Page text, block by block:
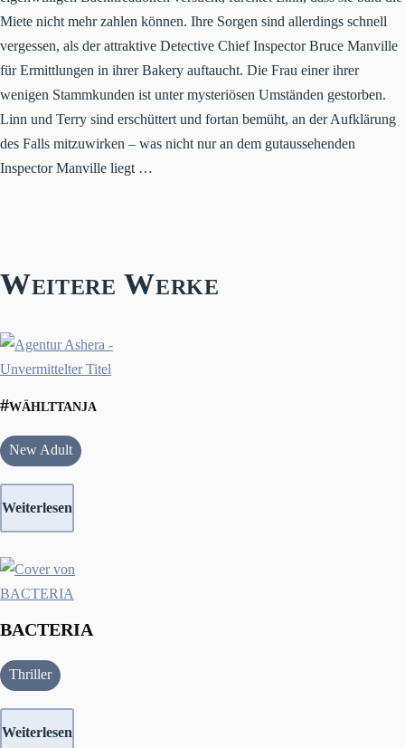
Miete nicht mehr zahlen können. Ihre Sorgen sind allerdings schnell
vergessen, als der attraktive Detective Chief Inspector Bruce Manville
für Ermittlungen in ihrer Bakery auftaucht. Die Frau einer ihrer
wenigen Stammkunden ist unter mysteriösen Umständen gestorben.
Linn und Terry sind erschüttert und fortan bemüht, an der Aufklärung
des Falls mitzuwirken – was nicht nur an dem gutaussehenden
Inspector Manville liegt …
Weitere Werke
#wählttanja
New Adult
Weiterlesen
BACTERIA
Thriller
Weiterlesen